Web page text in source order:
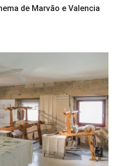
de Marvão e Valencia